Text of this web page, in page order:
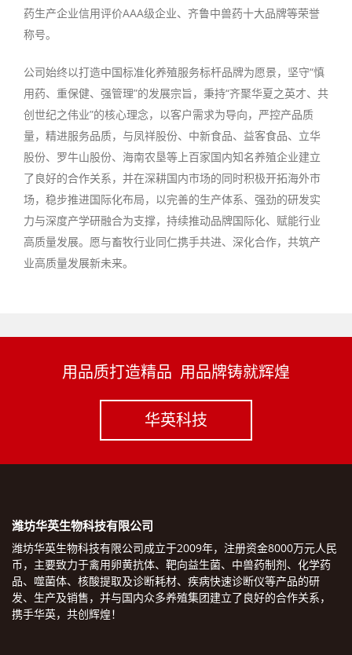
药生产企业信用评价AAA级企业、齐鲁中兽药十大品牌等荣誉
称号。
公司始终以打造中国标准化养殖服务标杆品牌为愿景，坚守“慎
用药、重保健、强管理”的发展宗旨，秉持“齐聚华夏之英才、共
创世纪之伟业”的核心理念，以客户需求为导向，严控产品质
量，精进服务品质，与凤祥股份、中新食品、益客食品、立华
股份、罗牛山股份、海南农垦等上百家国内知名养殖企业建立
了良好的合作关系，并在深耕国内市场的同时积极开拓海外市
场，稳步推进国际化布局，以完善的生产体系、强劲的研发实
力与深度产学研融合为支撑，持续推动品牌国际化、赋能行业
高质量发展。愿与畜牧行业同仁携手共进、深化合作，共筑产
业高质量发展新未来。
用品质打造精品 用品牌铸就辉煌
华英科技
潍坊华英生物科技有限公司
潍坊华英生物科技有限公司成立于2009年，注册资金8000万元人民
币，主要致力于禽用卵黄抗体、靶向益生菌、中兽药制剂、化学药
品、噬菌体、核酸提取及诊断耗材、疾病快速诊断仪等产品的研
发、生产及销售，并与国内众多养殖集团建立了良好的合作关系，
携手华英，共创辉煌！